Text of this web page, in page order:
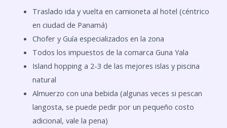
Traslado ida y vuelta en camioneta al hotel (céntrico
en ciudad de Panamá)
Chofer y Guía especializados en la zona
Todos los impuestos de la comarca Guna Yala
Island hopping a 2-3 de las mejores islas y piscina
natural
Almuerzo con una bebida (algunas veces si pescan
langosta, se puede pedir por un pequeño costo
adicional, vale la pena)